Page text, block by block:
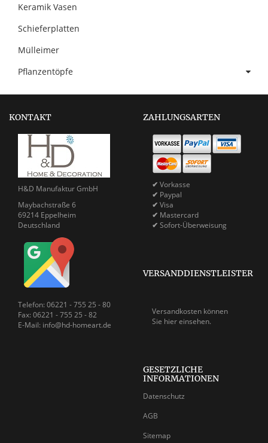
Keramik Vasen
Schieferplatten
Mülleimer
Pflanzentöpfe
KONTAKT
H&D Manufaktur GmbH
Maybachstraße 6
69214 Eppelheim
Deutschland
Telefon: 06221 - 755 25 - 80
Fax: 06221 - 755 25 - 82
E-Mail: info@hd-homeart.de
ZAHLUNGSARTEN
✔ Vorkasse
✔ Paypal
✔ Visa
✔ Mastercard
✔ Sofort-Überweisung
VERSANDDIENSTLEISTER
Versandkosten können
Sie hier einsehen.
GESETZLICHE
INFORMATIONEN
Datenschutz
AGB
Sitemap